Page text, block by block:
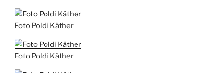
Foto Poldi Käther
Foto Poldi Käther